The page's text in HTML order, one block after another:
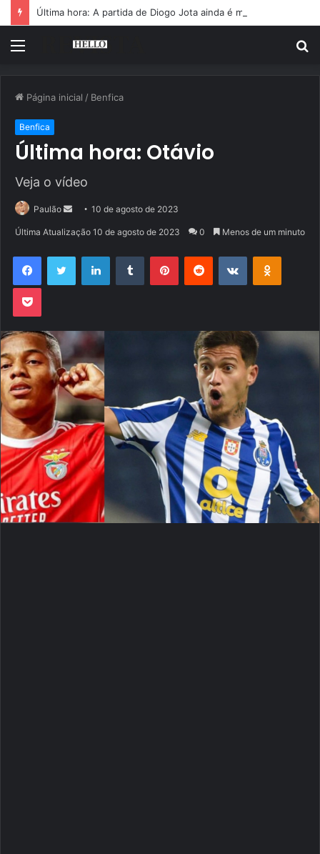
Menu
Página inicial / Benfica
Benfica
Última hora: Otávio
Veja o vídeo
Paulão
Mande
mail
10 de agosto de 2023
Última Atualização 10 de agosto de 2023 0 Menos de um minuto
FacebookTwitter LinkedinTumblr PinterestReddit VK OK
Pocket